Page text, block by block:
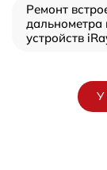
Ремонт
дальнометра
устройств
У